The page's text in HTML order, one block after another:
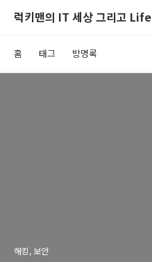
럭키맨의 IT 세상 그리고 Life
홈 태그 방명록
해킹, 보안